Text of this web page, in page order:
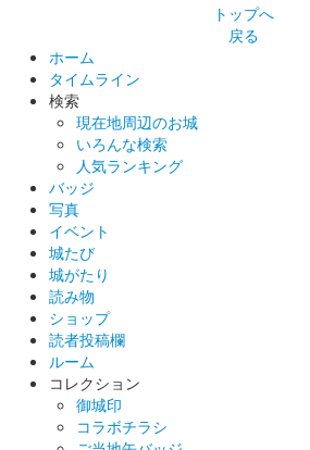
冬限定版
前橋城 御城印
前橋城 御城印
販売終了
50枚限定
厩橋城（前橋城） 御城印
ス限定 上杉謙信版
トップへ
戻る
ホーム
タイムライン
検索
現在地周辺のお城
いろんな検索
人気ランキング
バッジ
写真
イベント
城たび
城がたり
読み物
ショップ
読者投稿欄
ルーム
コレクション
御城印
コラボチラシ